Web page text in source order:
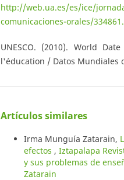
http://web.ua.es/es/ice/
comunicaciones-orales/
UNESCO. (2010). World
l'éducation / Datos Mundiales
Artículos similares
Irma Munguía Zatarain,
efectos , Iztapalapa
y sus problemas de
Zatarain